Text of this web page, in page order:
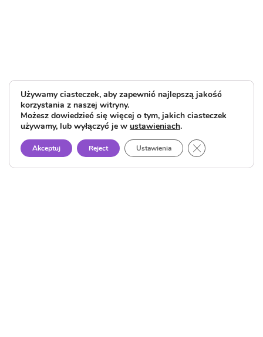
Używamy ciasteczek, aby zapewnić najlepszą jakość
korzystania z naszej witryny.
Możesz dowiedzieć się więcej o tym, jakich ciasteczek
używamy, lub wyłączyć je w ustawieniach.
Akceptuj Reject Ustawienia Close GDPR